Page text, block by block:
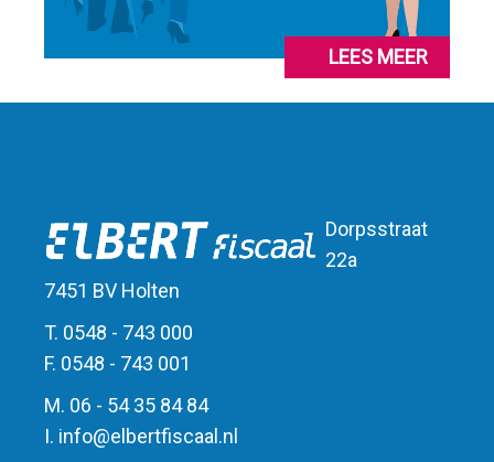
LEES MEER
Dorpsstraat
22a
7451 BV Holten
T. 0548 - 743 000
F. 0548 - 743 001
M. 06 - 54 35 84 84
I. info@elbertfiscaal.nl